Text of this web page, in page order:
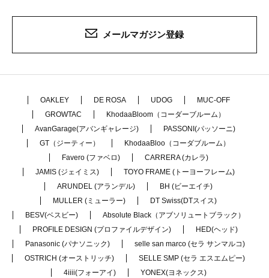
メールマガジン登録
OAKLEY DE ROSA UDOG
MUC-OFF
GROWTAC
KhodaaBloom（コーダーブルーム）
AvanGarage(アバンギャレージ)
PASSONI(パッソーニ)
GT（ジーティー）
KhodaaBloo（コーダブルーム）
Favero (ファベロ)
CARRERA (カレラ)
JAMIS (ジェイミス)
TOYO FRAME (トーヨーフレーム)
ARUNDEL (アランデル)
BH (ビーエイチ)
MULLER (ミューラー)
DT Swiss(DTスイス)
BESV(ベスビー)
Absolute Black（アブソリュートブラック）
PROFILE DESIGN (プロファイルデザイン)
HED(ヘッド)
Panasonic (パナソニック)
selle san marco (セラ サンマルコ)
OSTRICH (オーストリッチ)
SELLE SMP (セラ エスエムピー)
4iiii(フォーアイ)
YONEX(ヨネックス)